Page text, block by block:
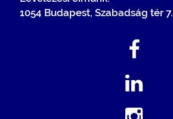
1054 Budapest, Szabadság tér 7.